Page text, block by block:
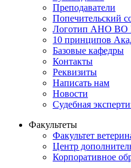
Преподаватели
Попечительский
Логотип АНО
10 принципов
Базовые кафедры
Контакты
Реквизиты
Написать нам
Новости
Судебная
Факультеты
Факультет
Центр
Корпоративное